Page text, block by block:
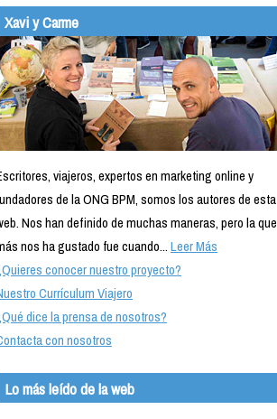
Xavi y Carme
viajeros, expertos en marketing online y
de la ONG BPM, somos los autores de esta
Nos han definido de muchas maneras, pero la que
nos ha gustado fue cuando...Leer Más
conocer nuestro proyecto?
Currículum Viajero
dice la prensa de nosotros?
con nosotros
Lo más leído de la web